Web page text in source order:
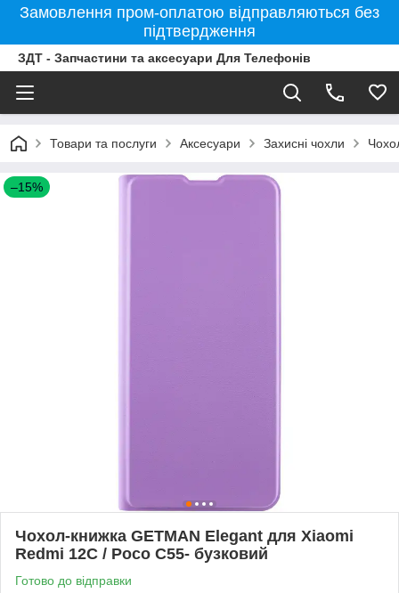
Замовлення пром-оплатою відправляються без
підтвердження
ЗДТ - Запчастини та аксесуари Для Телефонів
Товари та послуги Аксесуари Захисні чохли
–15%
Чохол-книжка GETMAN Elegant для Xiaomi
Redmi 12C / Poco C55- бузковий
Готово до відправки